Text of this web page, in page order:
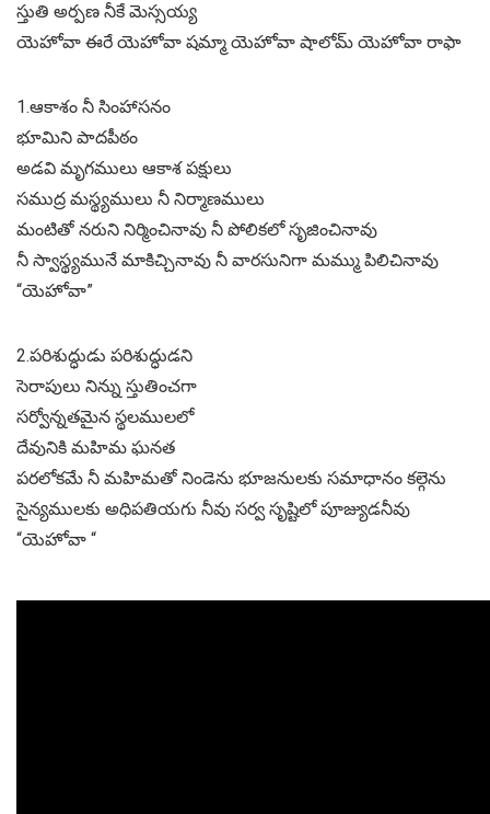
స్తుతి అర్పణ నీకే మెస్సయ్య
యెహోవా ఈరే యెహోవా షమ్మా యెహోవా షాలోమ్ యెహోవా రాఫా
1.ఆకాశం నీ సింహాసనం
భూమిని పాదపీఠం
అడవి మృగములు ఆకాశ పక్షులు
సముద్ర మస్థ్యములు నీ నిర్మాణములు
మంటితో నరుని నిర్మించినావు నీ పోలికలో సృజించినావు
నీ స్వాస్థ్యమునే మాకిచ్చినావు నీ వారసునిగా మమ్ము పిలిచినావు
“యెహోవా”
2.పరిశుద్ధుడు పరిశుద్ధుడని
సెరాపులు నిన్ను స్తుతించగా
సర్వోన్నతమైన స్థలములలో
దేవునికి మహిమ ఘనత
పరలోకమే నీ మహిమతో నిండెను భూజనులకు సమాధానం కల్గెను
సైన్యములకు అధిపతియగు నీవు సర్వ సృష్టిలో పూజ్యుడనీవు
“యెహోవా “